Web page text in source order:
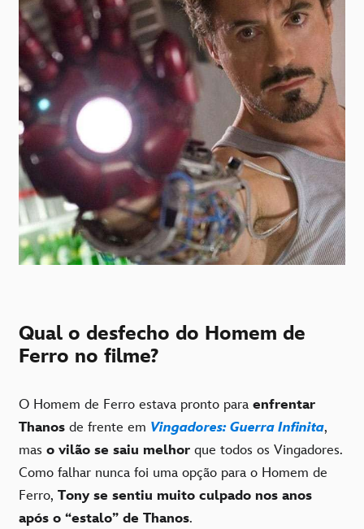
Qual o desfecho do Homem de
Ferro no filme?
O Homem de Ferro estava pronto para enfrentar
Thanos de frente em Vingadores: Guerra Infinita,
mas o vilão se saiu melhor que todos os Vingadores.
Como falhar nunca foi uma opção para o Homem de
Ferro, Tony se sentiu muito culpado nos anos
após o “estalo” de Thanos.